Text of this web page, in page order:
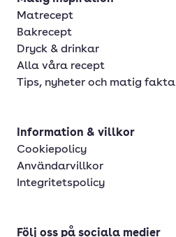
Matrecept
Bakrecept
Dryck & drinkar
Alla våra recept
Tips, nyheter och matig fakta
Information & villkor
Cookiepolicy
Användarvillkor
Integritetspolicy
Följ oss på sociala medier